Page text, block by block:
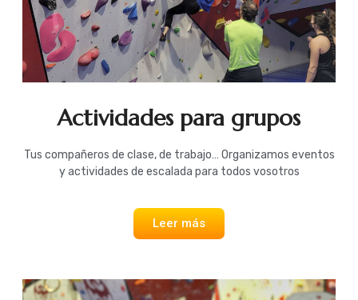
Actividades para grupos
Tus compañeros de clase, de trabajo… Organizamos eventos
y actividades de escalada para todos vosotros
Leer más